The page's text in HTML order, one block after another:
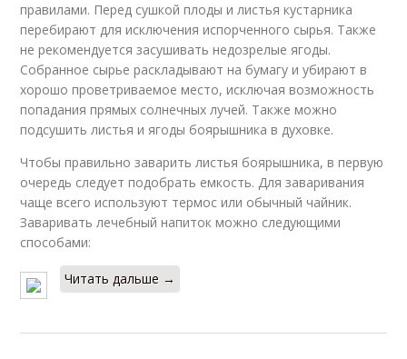
правилами. Перед сушкой плоды и листья кустарника
перебирают для исключения испорченного сырья. Также
не рекомендуется засушивать недозрелые ягоды.
Собранное сырье раскладывают на бумагу и убирают в
хорошо проветриваемое место, исключая возможность
попадания прямых солнечных лучей. Также можно
подсушить листья и ягоды боярышника в духовке.
Чтобы правильно заварить листья боярышника, в первую
очередь следует подобрать емкость. Для заваривания
чаще всего используют термос или обычный чайник.
Заваривать лечебный напиток можно следующими
способами:
Читать дальше →